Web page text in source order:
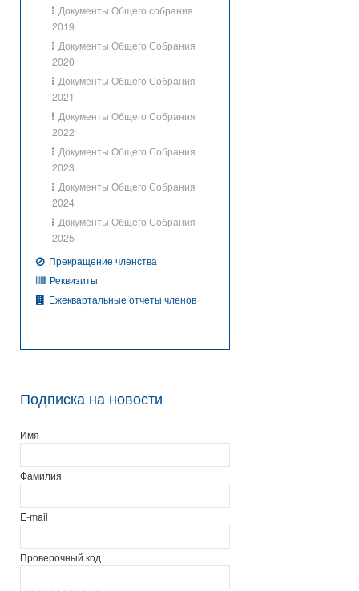
Документы Общего собрания
2019
Документы Общего Собрания
2020
Документы Общего Собрания
2021
Документы Общего Собрания
2022
Документы Общего Собрания
2023
Документы Общего Собрания
2024
Документы Общего Собрания
2025
Прекращение членства
Реквизиты
Ежеквартальные отчеты членов
Подписка на новости
Имя
Фамилия
E-mail
Проверочный код